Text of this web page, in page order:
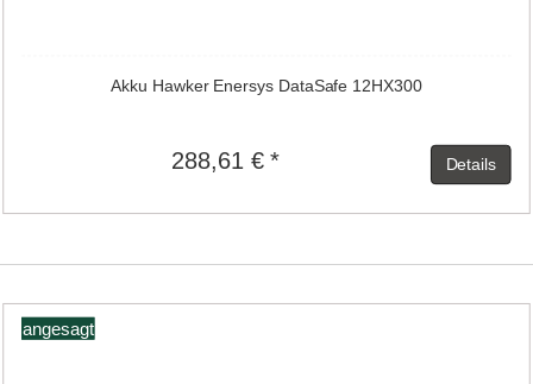
Akku Hawker Enersys DataSafe 12HX300
288,61 € * Details
angesagt